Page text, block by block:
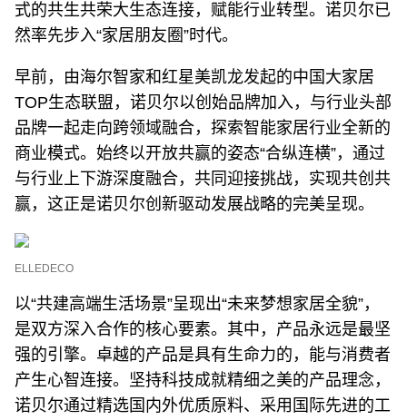
式的共生共荣大生态连接，赋能行业转型。诺贝尔已
然率先步入“家居朋友圈”时代。
早前，由海尔智家和红星美凯龙发起的中国大家居
TOP生态联盟，诺贝尔以创始品牌加入，与行业头部
品牌一起走向跨领域融合，探索智能家居行业全新的
商业模式。始终以开放共赢的姿态“合纵连横”，通过
与行业上下游深度融合，共同迎接挑战，实现共创共
赢，这正是诺贝尔创新驱动发展战略的完美呈现。
ELLEDECO
以“共建高端生活场景”呈现出“未来梦想家居全貌”，
是双方深入合作的核心要素。其中，产品永远是最坚
强的引擎。卓越的产品是具有生命力的，能与消费者
产生心智连接。坚持科技成就精细之美的产品理念，
诺贝尔通过精选国内外优质原料、采用国际先进的工